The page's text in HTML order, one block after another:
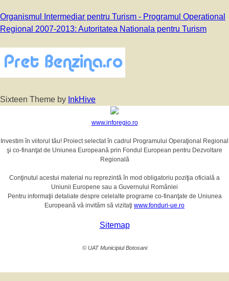
Organismul Intermediar pentru Turism - Programul Operational
Regional 2007-2013: Autoritatea Nationala pentru Turism
Sixteen Theme by InkHive
www.inforegio.ro
Investim în viitorul tău! Proiect selectat în cadrul Programului Operaţional Regional
şi co-finanţat de Uniunea Europeană prin Fondul European pentru Dezvoltare
Regională
Conţinutul acestui material nu reprezintă în mod obligatoriu poziţia oficială a
Uniunii Europene sau a Guvernului României
Pentru informaţii detaliate despre celelalte programe co-finanţate de Uniunea
Europeană vă invităm să vizitaţi www.fonduri-ue.ro
Sitemap
© UAT Municipiul Botosani